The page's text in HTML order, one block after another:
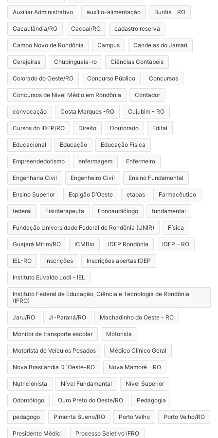
Auxiliar Administrativo auxílio-alimentação Buritis - RO
Cacaulândia/RO Cacoal/RO cadastro reserva
Campo Novo de Rondônia Campus Candeias do Jamari
Cerejeiras Chupinguaia-ro Ciências Contábeis
Colorado do Oeste/RO Concurso Público Concursos
Concursos de Nível Médio em Rondônia Contador
convocação Costa Marques -RO Cujubim - RO
Cursos do IDEP/RO Direito Doutorado Edital
Educacional Educação Educação Física
Empreendedorismo enfermagem Enfermeiro
Engenharia Civil Engenheiro Civil Ensino Fundamental
Ensino Superior Espigão D’Oeste etapas Farmacêutico
federal Fisioterapeuta Fonoaudiólogo fundamental
Fundação Universidade Federal de Rondônia (UNIR) Física
Guajará Mirim/RO ICMBio IDEP Rondônia IDEP – RO
IEL-RO inscrições Inscrições abertas IDEP
Instituto Euvaldo Lodi - IEL
Instituto Federal de Educação, Ciência e Tecnologia de Rondônia
(IFRO)
Jaru/RO Ji-Paraná/RO Machadinho do Oeste - RO
Monitor de transporte escolar Motorista
Motorista de Veículos Pesados Médico Clínico Geral
Nova Brasilândia D´Oeste-RO Nova Mamoré - RO
Nutricionista Nível Fundamental Nível Superior
Odontólogo Ouro Preto do Oeste/RO Pedagogia
pedagogo Pimenta Bueno/RO Porto Velho Porto Velho/RO
Presidente Médici Processo Seletivo IFRO